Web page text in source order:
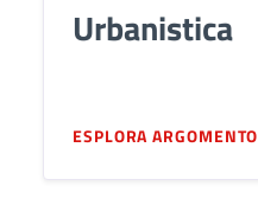
Urbanistica
ESPLORA ARGOMENTO